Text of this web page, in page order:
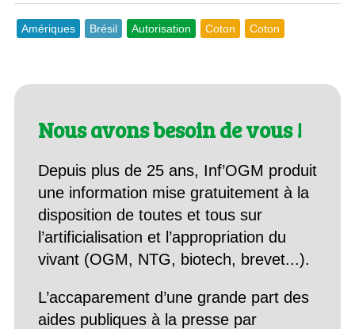
Amériques Brésil Autorisation Coton Coton
Nous avons besoin de vous !
Depuis plus de 25 ans, Inf’OGM produit
une information mise gratuitement à la
disposition de toutes et tous sur
l’artificialisation et l’appropriation du
vivant (OGM, NTG, biotech, brevet...).
L’accaparement d’une grande part des
aides publiques à la presse par